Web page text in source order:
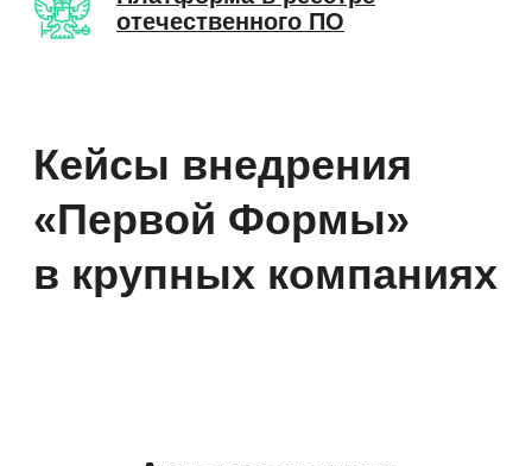
Кейсы внедрения
Автоматизации
управления проектами